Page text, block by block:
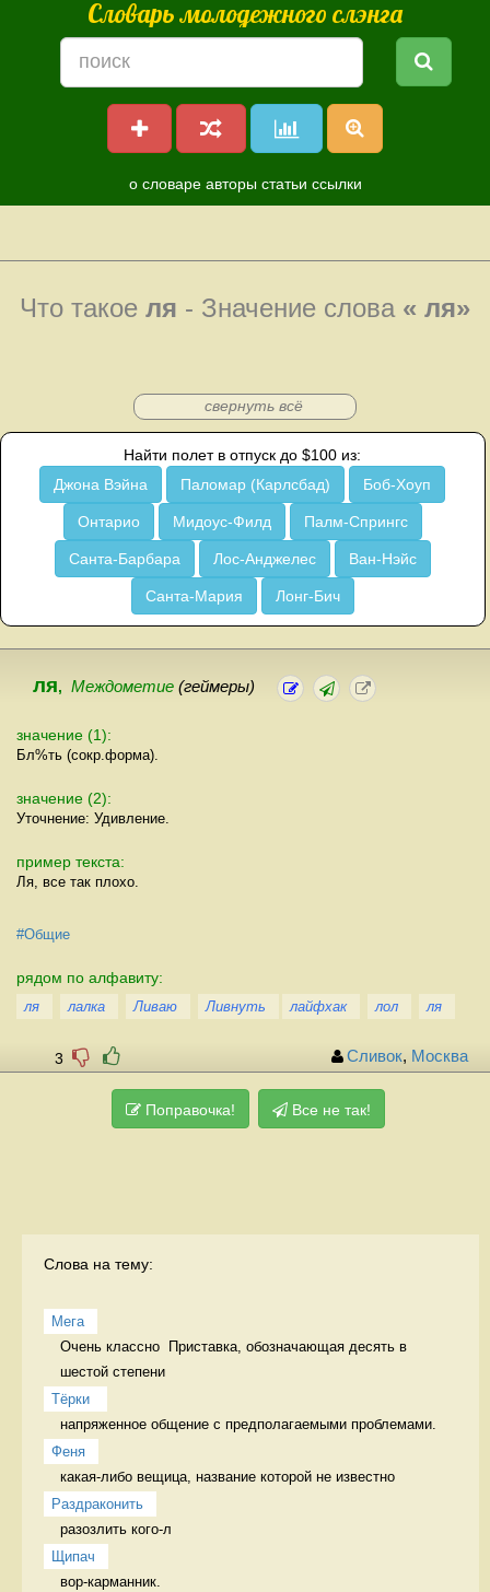
Словарь молодежного слэнга
о словаре авторы статьи ссылки
Что такое ля - Значение слова « ля»
свернуть всё
Найти полет в отпуск до $100 из:
Джона Вэйна
Паломар (Карлсбад) Боб-Хоуп
Онтарио Мидоус-Филд Палм-Спрингс
Санта-Барбара Лос-Анджелес Ван-Нэйс
Санта-Мария Лонг-Бич
ля, Междометие (геймеры)
значение (1):
Бл%ть (сокр.форма).
значение (2):
Уточнение: Удивление.
пример текста:
Ля, все так плохо.
#Общие
рядом по алфавиту:
ля лалка Ливаю Ливнуть лайфхак лол ля
3 Сливок, Москва
Поправочка! Все не так!
Слова на тему:
Мега
Очень классно  Приставка, обозначающая десять в
шестой степени
Тёрки
напряженное общение с предполагаемыми проблемами.
Феня
какая-либо вещица, название которой не известно
Раздраконить
разозлить кого-л
Щипач
вор-карманник.